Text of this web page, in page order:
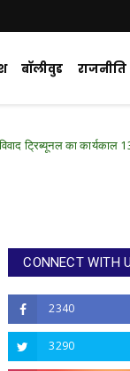
बॉलीवुड राजनीति
13 जनवरी तक बढ़ा:
CONNECT WITH
2340
3290